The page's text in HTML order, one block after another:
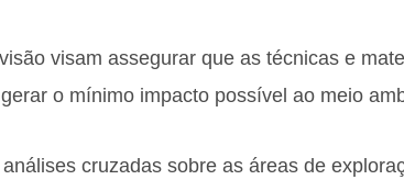
visam assegurar que as técnicas e
o mínimo impacto possível ao meio
cruzadas sobre as áreas de